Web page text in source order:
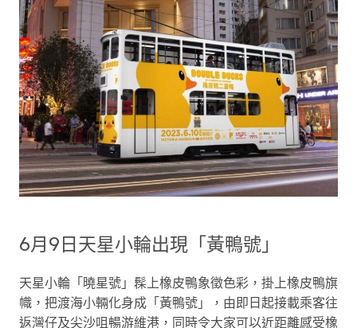
6月9日天星小輪出現「黃鴨號」
天星小輪「曉星號」髹上橡皮鴨象徵色彩，掛上橡皮鴨旗
幟，把渡海小輛化身成「黃鴨號」，由即日起接載乘客往
返灣仔及尖沙咀暢游維港，同時令大家可以近距離感受橡